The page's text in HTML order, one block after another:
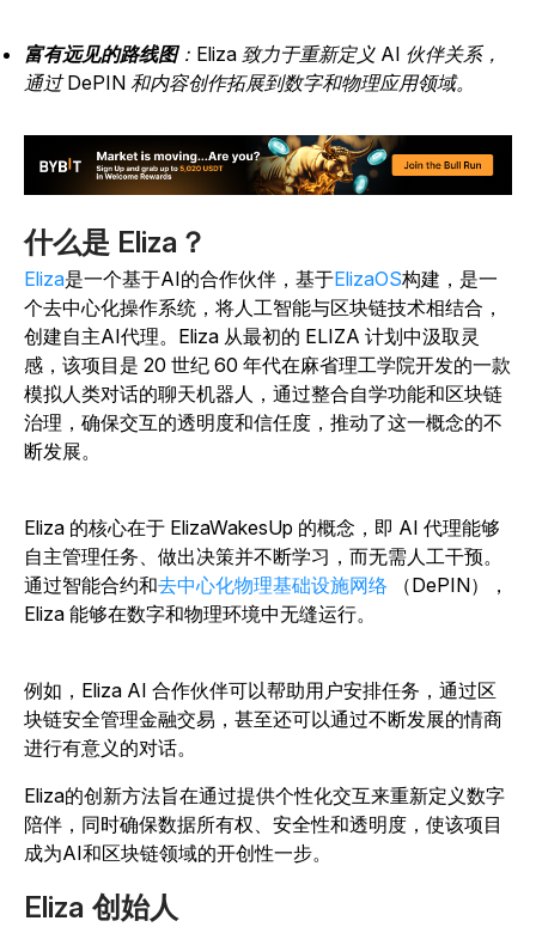
富有远见的路线图：Eliza 致力于重新定义 AI 伙伴关系，
通过 DePIN 和内容创作拓展到数字和物理应用领域。
什么是 Eliza？
Eliza是一个基于AI的合作伙伴，基于ElizaOS构建，是一
个去中心化操作系统，将人工智能与区块链技术相结合，
创建自主AI代理。Eliza 从最初的 ELIZA 计划中汲取灵
感，该项目是 20 世纪 60 年代在麻省理工学院开发的一款
模拟人类对话的聊天机器人，通过整合自学功能和区块链
治理，确保交互的透明度和信任度，推动了这一概念的不
断发展。
Eliza 的核心在于 ElizaWakesUp 的概念，即 AI 代理能够
自主管理任务、做出决策并不断学习，而无需人工干预。
通过智能合约和去中心化物理基础设施网络
（DePIN），
Eliza 能够在数字和物理环境中无缝运行。
例如，Eliza AI 合作伙伴可以帮助用户安排任务，通过区
块链安全管理金融交易，甚至还可以通过不断发展的情商
进行有意义的对话。
Eliza的创新方法旨在通过提供个性化交互来重新定义数字
陪伴，同时确保数据所有权、安全性和透明度，使该项目
成为AI和区块链领域的开创性一步。
Eliza 创始人